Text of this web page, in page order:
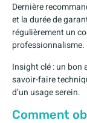
Dernière
et la durée de
régulièrement un
professionnalisme.
Insight clé : un bon
savoir-faire
d’un usage serein.
Comment